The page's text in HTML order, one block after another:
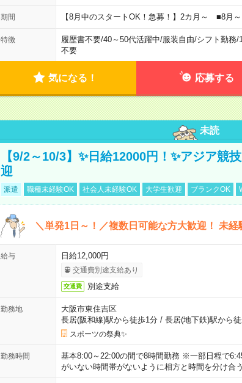
期間 【8月中のスタートOK！急募！】2カ月～ ■8月～
特徴 履歴書不要/40～50代活躍中/服装自由/シフト勤務/
不要
気になる！ 応募する
未読
【9/2～10/3】✨日給12000円！✨アジア競
迎
派遣 職種未経験OK 社会人未経験OK 大学生歓迎 ブランクOK
＼単発1日～！／複数日可能な方大歓迎！ 未
給与 日給12,000円
交通費別途支給あり
交通費 別途支給
勤務地
大阪市東住吉区
長居(阪和線)駅から徒歩1分/ 長居(地下鉄)駅から
スポーツの祭典✨
勤務時間
基本8:00～22:00の間で8時間勤務 ※一部日程で
がいない時間帯がないように相方と時間を分け合